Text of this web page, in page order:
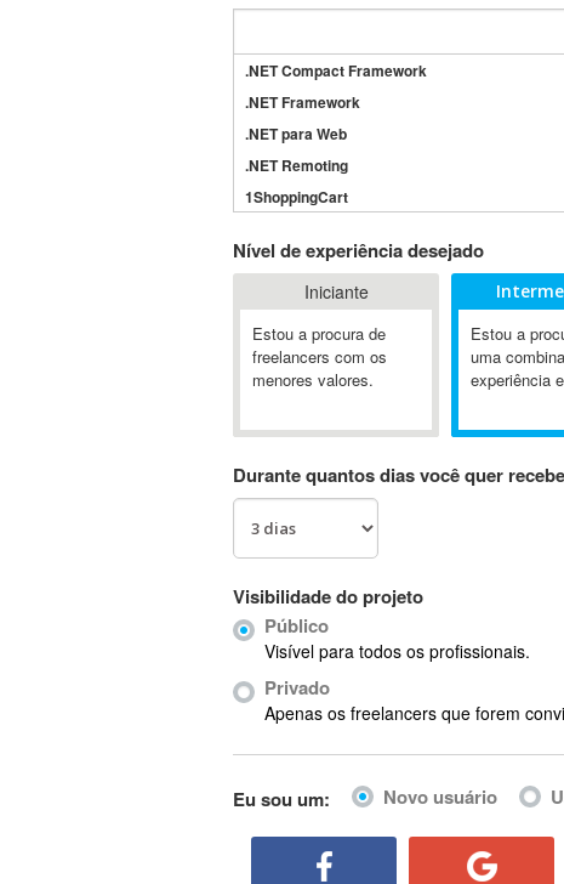
.NET Compact Framework
.NET Framework
.NET para Web
.NET Remoting
1ShoppingCart
3GSM
4D Dimension
802.11
A&P
A-GPS
Ab Initio
ABIS
AbleCommerce
Ableton Live
Abstract Window Toolkit (AWT)
Nível de experiência desejado
Iniciante
Estou a procura de
freelancers com os
menores valores.
Estou a
uma
experiência
Durante quantos dias você quer
Visibilidade do projeto
Público
Visível para todos os profissionais.
Privado
Apenas os freelancers que forem
Eu sou um: Novo usuário